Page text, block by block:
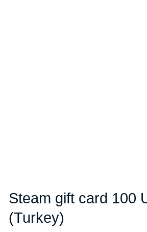
Steam gift card 100
(Turkey)